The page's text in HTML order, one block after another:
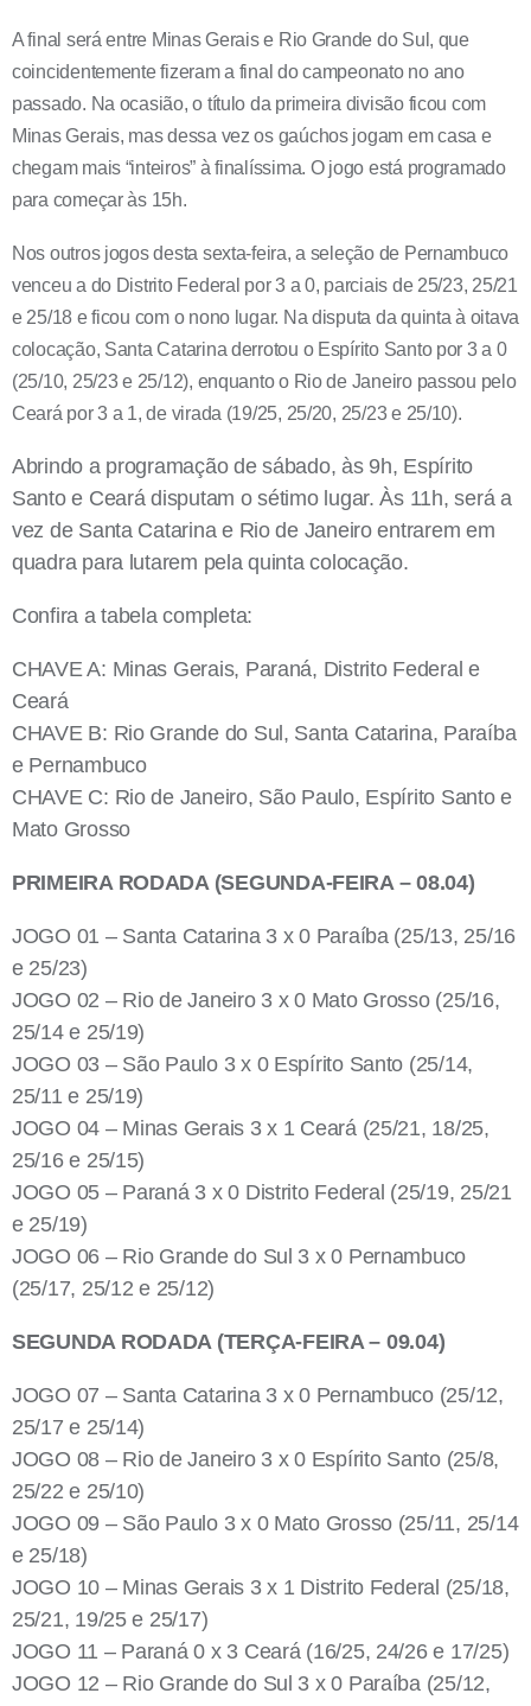
A final será entre Minas Gerais e Rio Grande do Sul, que
coincidentemente fizeram a final do campeonato no ano
passado. Na ocasião, o título da primeira divisão ficou com
Minas Gerais, mas dessa vez os gaúchos jogam em casa e
chegam mais “inteiros” à finalíssima. O jogo está programado
para começar às 15h.
Nos outros jogos desta sexta-feira, a seleção de Pernambuco
venceu a do Distrito Federal por 3 a 0, parciais de 25/23, 25/21
e 25/18 e ficou com o nono lugar. Na disputa da quinta à oitava
colocação, Santa Catarina derrotou o Espírito Santo por 3 a 0
(25/10, 25/23 e 25/12), enquanto o Rio de Janeiro passou pelo
Ceará por 3 a 1, de virada (19/25, 25/20, 25/23 e 25/10).
Abrindo a programação de sábado, às 9h, Espírito
Santo e Ceará disputam o sétimo lugar. Às 11h, será a
vez de Santa Catarina e Rio de Janeiro entrarem em
quadra para lutarem pela quinta colocação.
Confira a tabela completa:
CHAVE A: Minas Gerais, Paraná, Distrito Federal e
Ceará
CHAVE B: Rio Grande do Sul, Santa Catarina, Paraíba
e Pernambuco
CHAVE C: Rio de Janeiro, São Paulo, Espírito Santo e
Mato Grosso
PRIMEIRA RODADA (SEGUNDA-FEIRA – 08.04)
JOGO 01 – Santa Catarina 3 x 0 Paraíba (25/13, 25/16
e 25/23)
JOGO 02 – Rio de Janeiro 3 x 0 Mato Grosso (25/16,
25/14 e 25/19)
JOGO 03 – São Paulo 3 x 0 Espírito Santo (25/14,
25/11 e 25/19)
JOGO 04 – Minas Gerais 3 x 1 Ceará (25/21, 18/25,
25/16 e 25/15)
JOGO 05 – Paraná 3 x 0 Distrito Federal (25/19, 25/21
e 25/19)
JOGO 06 – Rio Grande do Sul 3 x 0 Pernambuco
(25/17, 25/12 e 25/12)
SEGUNDA RODADA (TERÇA-FEIRA – 09.04)
JOGO 07 – Santa Catarina 3 x 0 Pernambuco (25/12,
25/17 e 25/14)
JOGO 08 – Rio de Janeiro 3 x 0 Espírito Santo (25/8,
25/22 e 25/10)
JOGO 09 – São Paulo 3 x 0 Mato Grosso (25/11, 25/14
e 25/18)
JOGO 10 – Minas Gerais 3 x 1 Distrito Federal (25/18,
25/21, 19/25 e 25/17)
JOGO 11 – Paraná 0 x 3 Ceará (16/25, 24/26 e 17/25)
JOGO 12 – Rio Grande do Sul 3 x 0 Paraíba (25/12,